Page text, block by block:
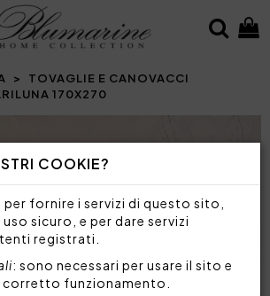
COOKIE?
fornire i servizi di questo sito,
sicuro, e per dare servizi
registrati.
: sono necessari per usare il sito e
corretto funzionamento.
TOVAGLIE E CANOVACCI
170X270